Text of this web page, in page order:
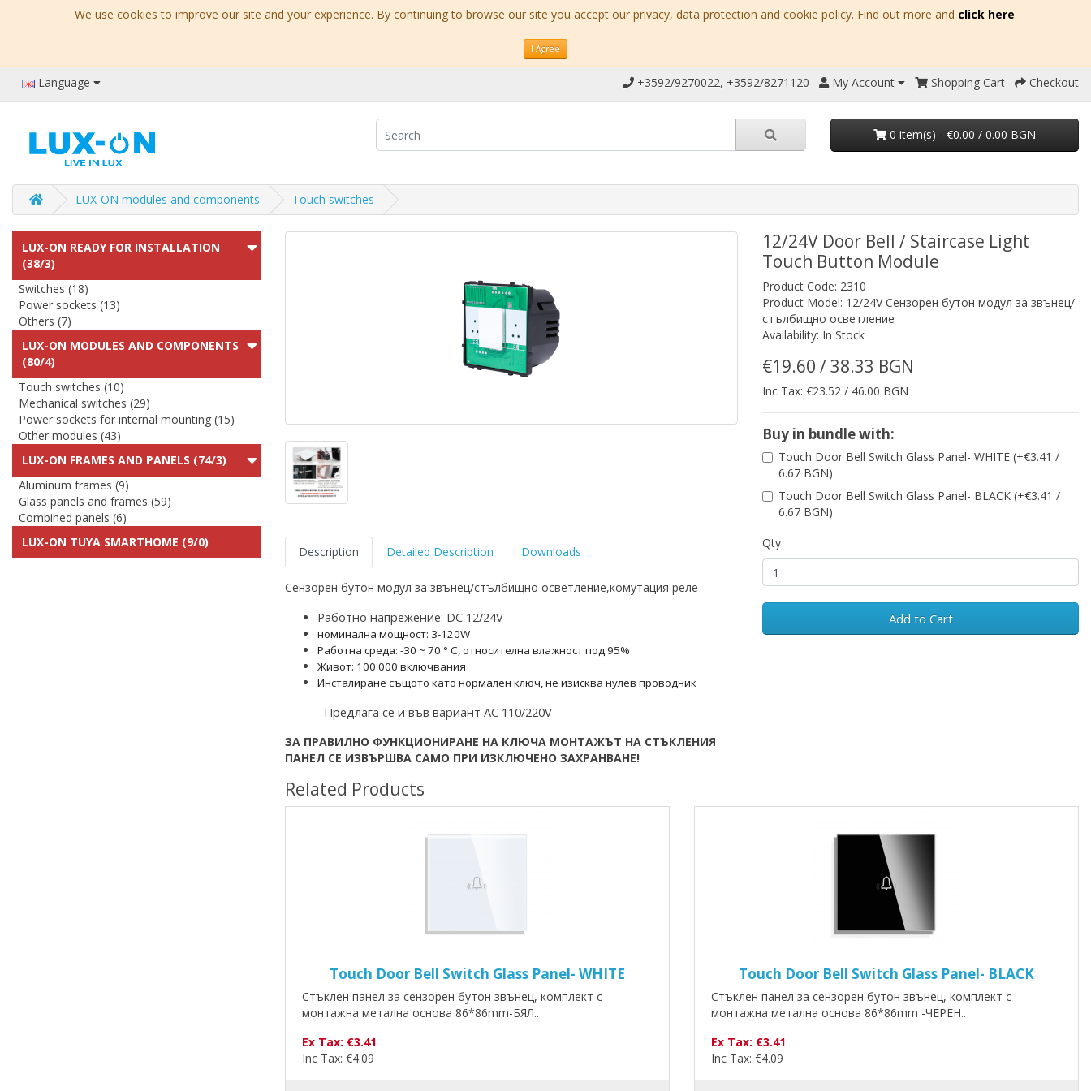
We use cookies to improve our site and your experience. By continuing to browse our site you accept our privacy, data protection and cookie policy. Find out more and click here.
I Agree
Language +3592/9270022, +3592/8271120 My Account Shopping Cart Checkout
0 item(s) - €0.00 / 0.00 BGN
LUX-ON modules and components Touch switches
LUX-ON READY FOR INSTALLATION
(38/3)
Switches (18)
Power sockets (13)
Others (7)
LUX-ON MODULES AND COMPONENTS
(80/4)
Touch switches (10)
Mechanical switches (29)
Power sockets for internal mounting (15)
Other modules (43)
LUX-ON FRAMES AND PANELS (74/3)
Aluminum frames (9)
Glass panels and frames (59)
Combined panels (6)
LUX-ON TUYA SMARTHOME (9/0)
Description Detailed Description Downloads
Сензорен бутон модул за звънец/стълбищно осветление,комутация реле
Работно напрежение: DC 12/24V
номинална мощност: 3-120W
Работна среда: -30 ~ 70 ° C, относителна влажност под 95%
Живот: 100 000 включвания
Инсталиране същото като нормален ключ, не изисква нулев проводник
Предлага се и във вариант AC 110/220V
ЗА ПРАВИЛНО ФУНКЦИОНИРАНЕ НА КЛЮЧА МОНТАЖЪТ НА СТЪКЛЕНИЯ
ПАНЕЛ СЕ ИЗВЪРШВА САМО ПРИ ИЗКЛЮЧЕНО ЗАХРАНВАНЕ!
12/24V Door Bell / Staircase Light
Touch Button Module
Product Code: 2310
Product Model: 12/24V Сензорен бутон модул за звънец/
стълбищно осветление
Availability: In Stock
€19.60 / 38.33 BGN
Inc Tax: €23.52 / 46.00 BGN
Buy in bundle with:
Touch Door Bell Switch Glass Panel- WHITE (+€3.41 /
6.67 BGN)
Touch Door Bell Switch Glass Panel- BLACK (+€3.41 /
6.67 BGN)
Qty
Add to Cart
Related Products
Touch Door Bell Switch Glass Panel- WHITE
Стъклен панел за сензорен бутон звънец, комплект с
монтажна метална основа 86*86mm-БЯЛ..
Ex Tax: €3.41
Inc Tax: €4.09
Touch Door Bell Switch Glass Panel- BLACK
Стъклен панел за сензорен бутон звънец, комплект с
монтажна метална основа 86*86mm -ЧЕРЕН..
Ex Tax: €3.41
Inc Tax: €4.09